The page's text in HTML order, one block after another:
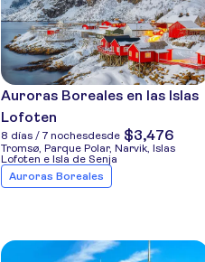
Auroras Boreales en las Islas
Lofoten
8 días / 7 nochesdesde $3,476
Tromsø, Parque Polar, Narvik, Islas
Lofoten e Isla de Senja
Auroras Boreales